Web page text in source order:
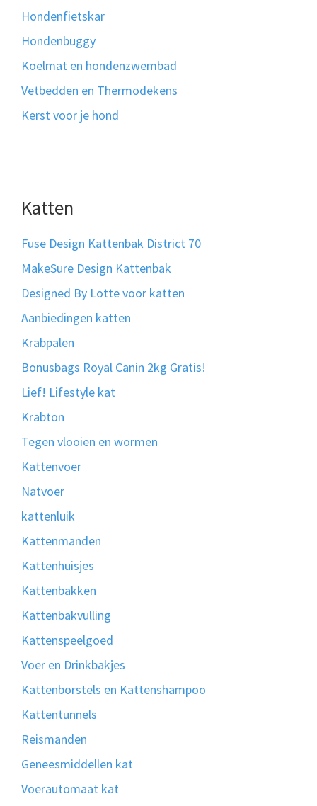
Hondenfietskar
Hondenbuggy
Koelmat en hondenzwembad
Vetbedden en Thermodekens
Kerst voor je hond
Katten
Fuse Design Kattenbak District 70
MakeSure Design Kattenbak
Designed By Lotte voor katten
Aanbiedingen katten
Krabpalen
Bonusbags Royal Canin 2kg Gratis!
Lief! Lifestyle kat
Krabton
Tegen vlooien en wormen
Kattenvoer
Natvoer
kattenluik
Kattenmanden
Kattenhuisjes
Kattenbakken
Kattenbakvulling
Kattenspeelgoed
Voer en Drinkbakjes
Kattenborstels en Kattenshampoo
Kattentunnels
Reismanden
Geneesmiddellen kat
Voerautomaat kat